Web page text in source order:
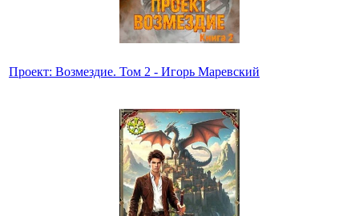
Проект: Возмездие. Том 2 - Игорь Маревский